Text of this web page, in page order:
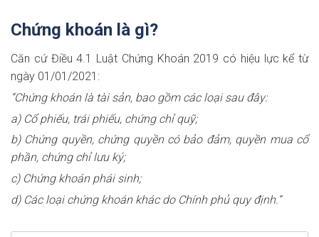
Chứng khoán là gì?
Căn cứ Điều 4.1 Luật Chứng Khoán 2019 có hiệu lực kể từ
ngày 01/01/2021:
“Chứng khoán là tài sản, bao gồm các loại sau đây:
a) Cổ phiếu, trái phiếu, chứng chỉ quỹ;
b) Chứng quyền, chứng quyền có bảo đảm, quyền mua cổ
phần, chứng chỉ lưu ký;
c) Chứng khoán phái sinh;
d) Các loại chứng khoán khác do Chính phủ quy định.”